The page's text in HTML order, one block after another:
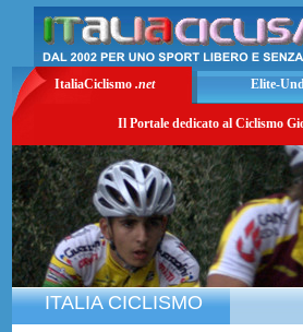
ItaliaCiclismo .net Elite-
Il Portale dedicato al Ciclismo
ITALIA CICLISMO